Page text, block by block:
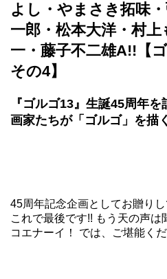
よし・やまさき拓味
一郎・松本大洋・村
一・藤子不二雄A!!【
その4】
『ゴルゴ13』生誕45周年
画家たちが「ゴルゴ」を描
45周年記念企画としてお贈り
これで最後です!! もう天の声は
コエナーイ！ では、ご堪能く